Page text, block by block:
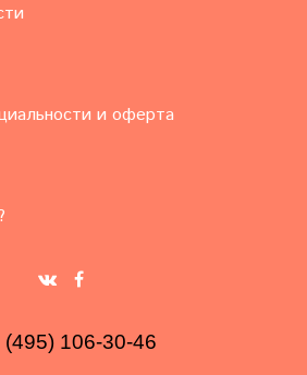
и оферта
(495) 106-30-46